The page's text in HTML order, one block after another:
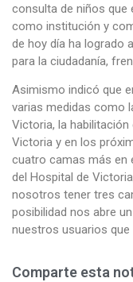
consulta de niños que
como institución y
de hoy día ha logrado
para la ciudadanía,
Asimismo indicó que
varias medidas como
Victoria, la
Victoria y en los
cuatro camas más en
del Hospital de
nosotros tener tres
posibilidad nos abre
nuestros usuarios que
Comparte esta